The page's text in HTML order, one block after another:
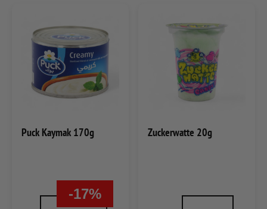
Puck Kaymak 170g
-17%
Zuckerwatte 20g